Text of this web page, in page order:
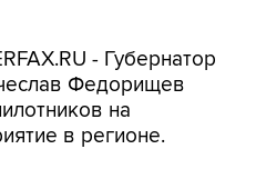
- Губернатор
Федорищев
на
в регионе.